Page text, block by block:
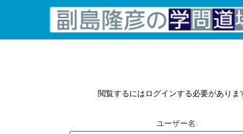
コンテンツへスキップ
閲覧するにはログインする必要がありま
ユーザー名: